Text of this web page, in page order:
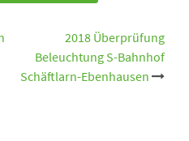
2018 Überprüfung
Beleuchtung S-Bahnhof
Schäftlarn-Ebenhausen